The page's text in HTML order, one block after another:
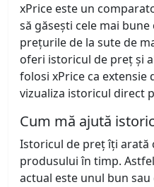
xPrice este un
să găsești cele mai
prețurile de la sute de
oferi istoricul de preț și
folosi xPrice ca extensie
vizualiza istoricul direct
Cum mă ajută
Istoricul de preț îți arată
produsului în timp.
actual este unul bun